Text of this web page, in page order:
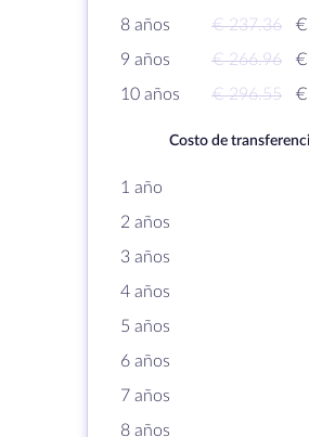
8 años
€ 237.36
€
9 años
€ 266.96
€
10 años
€ 296.55 €
Costo de
1 año
2 años
3 años
4 años
5 años
6 años
7 años
8 años